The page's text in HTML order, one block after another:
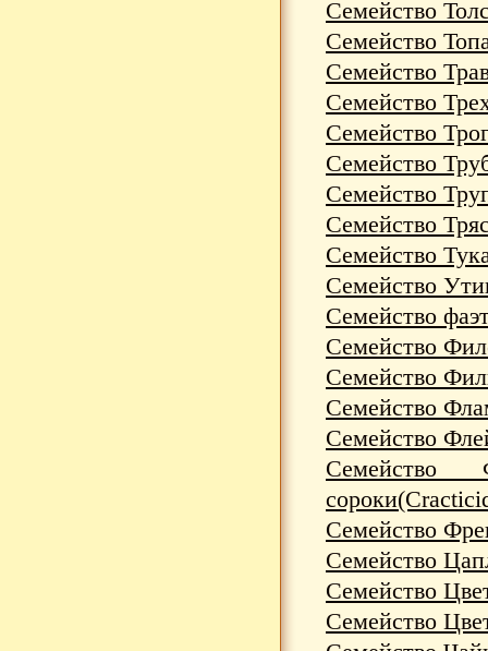
Семейство
Семейство
Семейство
Семейство
Семейство
Семейство
Семейство
Семейство
Семейство
Семейство
Семейство
Семейство
Семейство
Семейство
Семейство
Семейство
Семейство
Семейство
Семейство
Семейство